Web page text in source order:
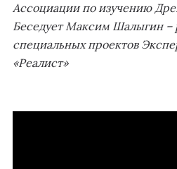
Ассоциации по изучению
Беседует Максим Шалыгин –
специальных проектов
«Реалист»